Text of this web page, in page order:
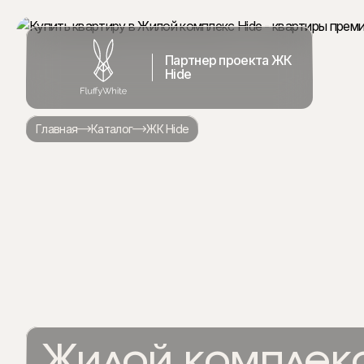
Партнер проекта ЖК
Hide
Главная Каталог ЖК Hide